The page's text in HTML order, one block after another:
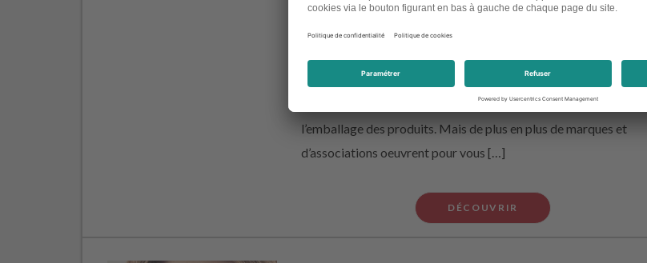
l’environnement : huiles minérales, dérivés pétrochimiques,
silicones, polymères, matières éthoxylées, conservateurs,
biocides… La liste des ingrédients controversées est longue et il
peut être difficile de s’y retrouver. Pour couronner le tout, leurs
noms barbares sont dissimulés en caractères minuscules sur
l’emballage des produits. Mais de plus en plus de marques et
d’associations oeuvrent pour vous […]
DÉCOUVRIR